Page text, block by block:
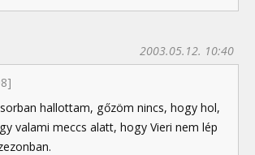
2003.05.12. 10:40
hallottam, gőzöm nincs, hogy hol,
valami meccs alatt, hogy Vieri nem lép